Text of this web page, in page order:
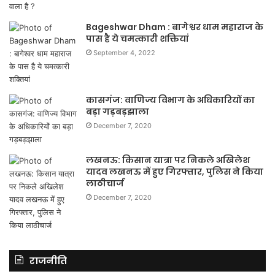
Bageshwar Dham : बागेश्वर धाम महाराज के
पास है ये चमत्कारी शक्तियां
September 4, 2022
कासगंज: वाणिज्य विभाग के अधिकारियों का
बड़ा गड़बड़झाला
December 7, 2020
लखनऊ: किसान यात्रा पर निकले अखिलेश
यादव लखनऊ में हुए गिरफ्तार, पुलिस ने किया
लाठीचार्ज
December 7, 2020
राजनीति